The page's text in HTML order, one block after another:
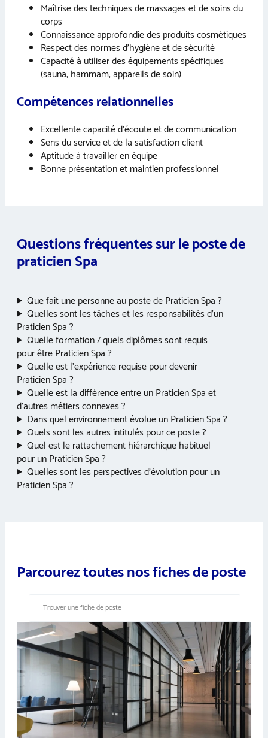
Maîtrise des techniques de massages et de soins du
corps
Connaissance approfondie des produits cosmétiques
Respect des normes d’hygiène et de sécurité
Capacité à utiliser des équipements spécifiques
(sauna, hammam, appareils de soin)
Compétences relationnelles
Excellente capacité d’écoute et de communication
Sens du service et de la satisfaction client
Aptitude à travailler en équipe
Bonne présentation et maintien professionnel
Questions fréquentes sur le poste de
praticien Spa
Que fait une personne au poste de Praticien Spa ?
Quelles sont les tâches et les responsabilités d’un
Praticien Spa ?
Quelle formation / quels diplômes sont requis
pour être Praticien Spa ?
Quelle est l’expérience requise pour devenir
Praticien Spa ?
Quelle est la différence entre un Praticien Spa et
d’autres métiers connexes ?
Dans quel environnement évolue un Praticien Spa ?
Quels sont les autres intitulés pour ce poste ?
Quel est le rattachement hiérarchique habituel
pour un Praticien Spa ?
Quelles sont les perspectives d’évolution pour un
Praticien Spa ?
Parcourez toutes nos fiches de poste